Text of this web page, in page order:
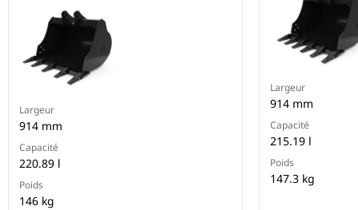
Largeur
914 mm
Capacité
220.89 l
Poids
146 kg
Largeur
914 mm
Capacité
215.19 l
Poids
147.3 kg